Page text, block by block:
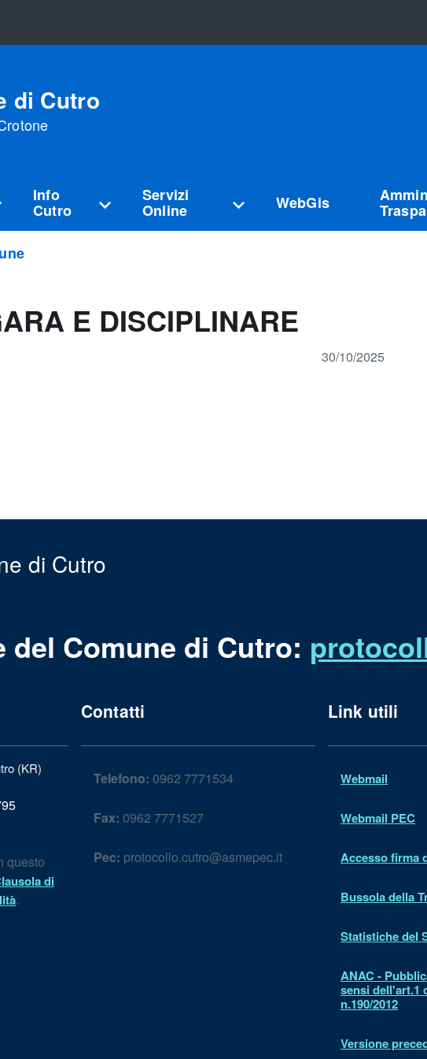
di Cutro
Info
Cutro
Servizi
Online WebGis
E DISCIPLINARE
30/10/2025
di Cutro
del Comune di Cutro:
(KR)
questo
di
.
Contatti
Telefono: 0962 7771534
Fax: 0962 7771527
Pec: protocollo.cutro@asmepec.it
Link utili
Webmail
Webmail PEC
Accesso firma
Bussola della
Statistiche del
ANAC -
sensi dell'art.1
n.190/2012
Versione